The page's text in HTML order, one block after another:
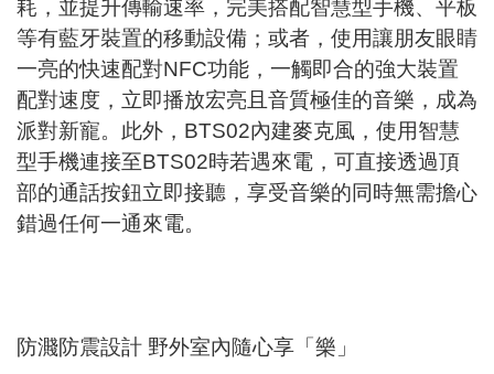
耗，並提升傳輸速率，完美搭配智慧型手機、平板
等有藍牙裝置的移動設備；或者，使用讓朋友眼睛
一亮的快速配對NFC功能，一觸即合的強大裝置
配對速度，立即播放宏亮且音質極佳的音樂，成為
派對新寵。此外，BTS02內建麥克風，使用智慧
型手機連接至BTS02時若遇來電，可直接透過頂
部的通話按鈕立即接聽，享受音樂的同時無需擔心
錯過任何一通來電。
防濺防震設計 野外室內隨心享「樂」